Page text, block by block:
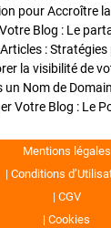
pour Accroître
Blog : Le
Mentions légales
Conditions
CGV
Cookies